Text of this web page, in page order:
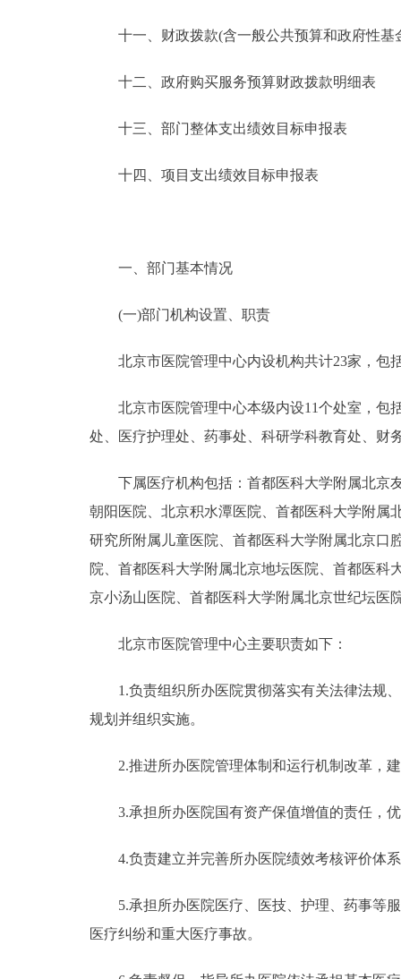
十一、财政拨款(含一般公共预算和政府性基
十二、政府购买服务预算财政拨款明细表
十三、部门整体支出绩效目标申报表
十四、项目支出绩效目标申报表
一、部门基本情况
(一)部门机构设置、职责
北京市医院管理中心内设机构共计23家，包
北京市医院管理中心本级内设11个处室，包括
处、医疗护理处、药事处、科研学科教育处、财
下属医疗机构包括：首都医科大学附属北京友
朝阳医院、北京积水潭医院、首都医科大学附属
研究所附属儿童医院、首都医科大学附属北京口
院、首都医科大学附属北京地坛医院、首都医
京小汤山医院、首都医科大学附属北京世纪坛医
北京市医院管理中心主要职责如下：
1.负责组织所办医院贯彻落实有关法律法规、
规划并组织实施。
2.推进所办医院管理体制和运行机制改革，建
3.承担所办医院国有资产保值增值的责任，优
4.负责建立并完善所办医院绩效考核评价体系
5.承担所办医院医疗、医技、护理、药事等服
医疗纠纷和重大医疗事故。